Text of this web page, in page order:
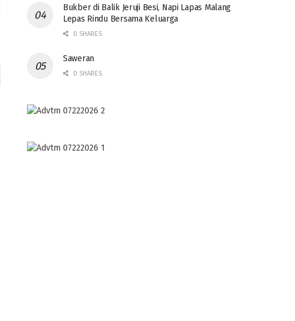
Bukber di Balik Jeruji Besi, Napi Lapas Malang
Lepas Rindu Bersama Keluarga
0 SHARES
Saweran
0 SHARES